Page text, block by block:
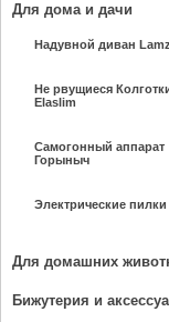
Для дома и дачи
Надувной диван
Не рвущиеся
Elaslim
Самогонный аппарат
Горыныч
Электрические
Для домашних
Бижутерия и